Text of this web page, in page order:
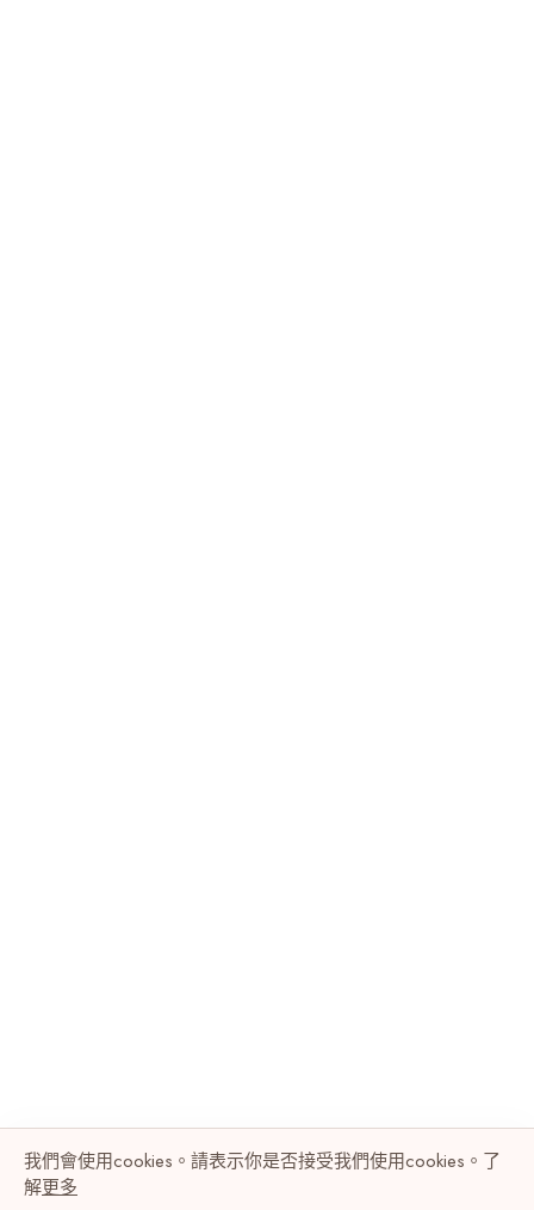
我們會使用cookies。請表示你是否接受我們使用cookies。了
解更多